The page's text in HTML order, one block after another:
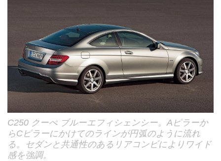
C250 クーぺ ブルーエフィシェンシー。Aピラーか
らCピラーにかけてのラインが円弧のように流れ
る。セダンと共通性のあるリアコンビによりワイド
感を強調。